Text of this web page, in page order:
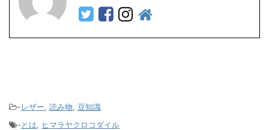
-レザー, 読み物, 豆知識
-とは, ヒマラヤクロコダイル